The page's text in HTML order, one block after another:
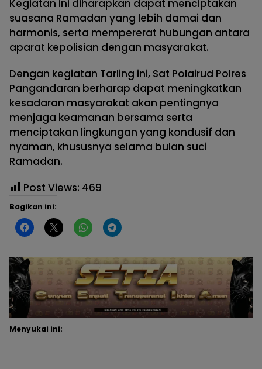
Kegiatan ini diharapkan dapat menciptakan
suasana Ramadan yang lebih damai dan
harmonis, serta mempererat hubungan antara
aparat kepolisian dengan masyarakat.
Dengan kegiatan Tarling ini, Sat Polairud Polres
Pangandaran berharap dapat meningkatkan
kesadaran masyarakat akan pentingnya
menjaga keamanan bersama serta
menciptakan lingkungan yang kondusif dan
nyaman, khususnya selama bulan suci
Ramadan.
Post Views: 469
Bagikan ini:
Menyukai ini: